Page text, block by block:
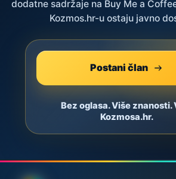
dodatne sadržaje na Buy Me a
Kozmos.hr-u ostaju javno
Postani član
Bez oglasa. Više znanosti.
Kozmosa.hr.